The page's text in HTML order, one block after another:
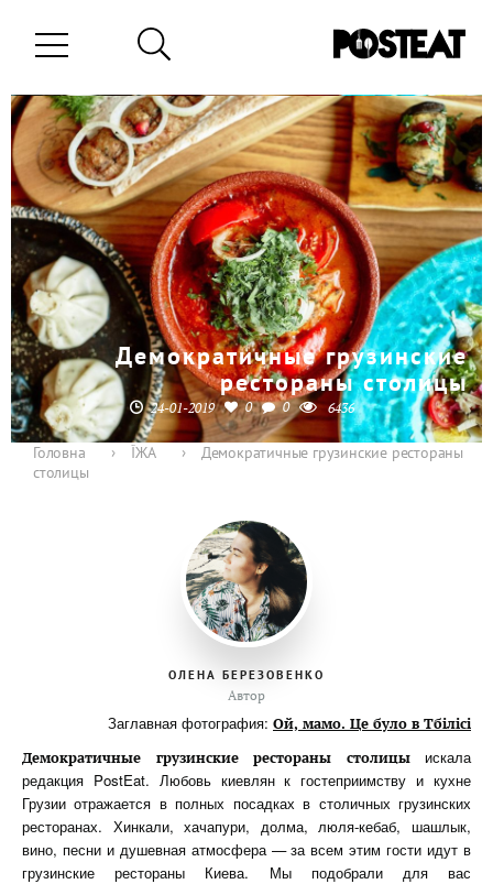
Демократичные грузинские
рестораны столицы
24-01-2019 0 0 6436
Головна › ЇЖА ›
Демократичные грузинские рестораны
столицы
ОЛЕНА БЕРЕЗОВЕНКО
Автор
Заглавная фотография: Ой, мамо. Це було в Тбілісі
Демократичные грузинские рестораны столицы искала
редакция PostEat. Любовь киевлян к гостеприимству и кухне
Грузии отражается в полных посадках в столичных грузинских
ресторанах. Хинкали, хачапури, долма, люля-кебаб, шашлык,
вино, песни и душевная атмосфера — за всем этим гости идут в
грузинские рестораны Киева. Мы подобрали для вас